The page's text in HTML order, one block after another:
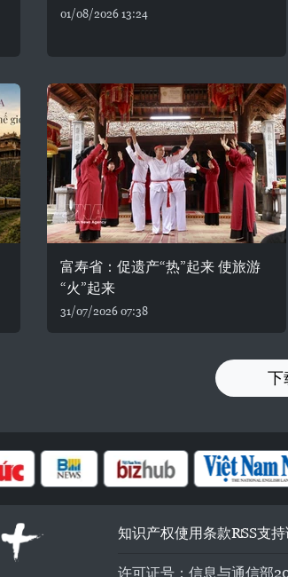
01/08/2026 13:24
富寿省：促遗产“热”起来 使旅游
“火”起来
31/07/2026 07:38
下
知识产权使用条款RSS支持
许可证号：信息与通信部